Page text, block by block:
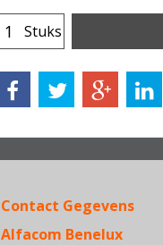
Stuks
Contact Gegevens
Alfacom Benelux